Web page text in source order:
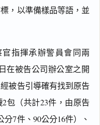
，以準備樣品等語，並
指揮承辦警員會同兩
在被告公司辦公室之開
被告引導確有找到原告
包（共計23件，由原告
7件、90公分16件）、